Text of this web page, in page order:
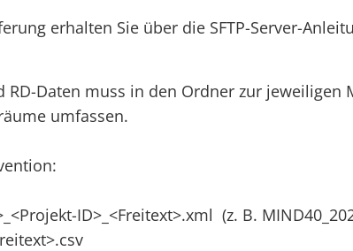
erhalten Sie über die SFTP-Server-
Daten muss in den Ordner zur jeweiligen
umfassen.
ID>_<Freitext>.xml (z. B.